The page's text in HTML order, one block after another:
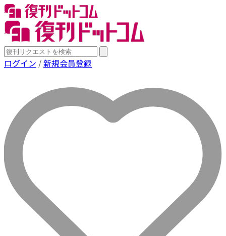
ログイン /新規会員登録